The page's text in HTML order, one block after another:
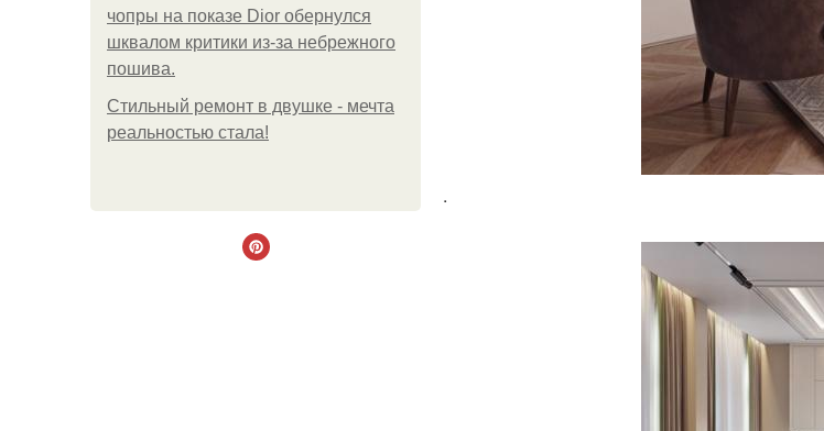
чопры на показе Dior обернулся
шквалом критики из-за небрежного
пошива.
Стильный ремонт в двушке - мечта
реальностью стала!
.